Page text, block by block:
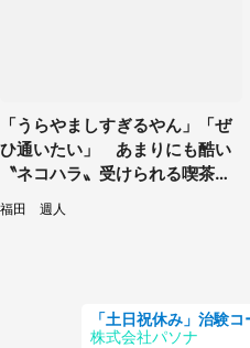
「うらやましすぎるやん」「ぜ
ひ通いたい」 あまりにも酷い
〝ネコハラ〟受けられる喫茶店
に5.3万人驚がく
福田 週人
株式会社パソナ